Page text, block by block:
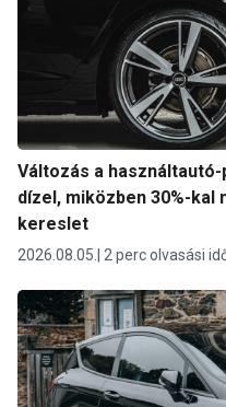
Változás a
dízel, miközben 30%-kal
kereslet
2026.08.05. 2 perc olvasási